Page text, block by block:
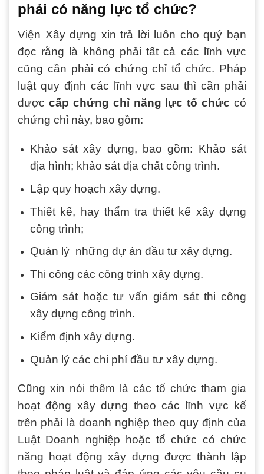
phải có năng lực tổ chức?
Viện Xây dựng xin trả lời luôn cho quý bạn
đọc rằng là không phải tất cả các lĩnh vực
cũng cần phải có chứng chỉ tổ chức. Pháp
luật quy định các lĩnh vực sau thì cần phải
được cấp chứng chỉ năng lực tổ chức có
chứng chỉ này, bao gồm:
Khảo sát xây dựng, bao gồm: Khảo sát
địa hình; khảo sát địa chất công trình.
Lập quy hoạch xây dựng.
Thiết kế, hay thẩm tra thiết kế xây dựng
công trình;
Quản lý những dự án đầu tư xây dựng.
Thi công các công trình xây dựng.
Giám sát hoặc tư vấn giám sát thi công
xây dựng công trình.
Kiểm định xây dựng.
Quản lý các chi phí đầu tư xây dựng.
Cũng xin nói thêm là các tổ chức tham gia
hoạt động xây dựng theo các lĩnh vực kể
trên phải là doanh nghiệp theo quy định của
Luật Doanh nghiệp hoặc tổ chức có chức
năng hoạt động xây dựng được thành lập